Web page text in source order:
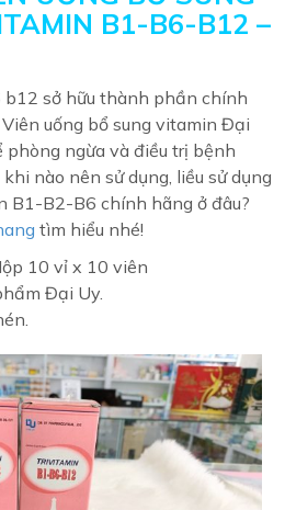
B1-B6-B12 –
b12 sở hữu thành phần chính
uống bổ sung vitamin Đại
phòng ngừa và điều trị bệnh
nào nên sử dụng, liều sử dụng
B1-B2-B6 chính hãng ở đâu?
tìm hiểu nhé!
10 vỉ x 10 viên
Đại Uy.